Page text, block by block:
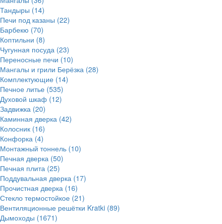
Тандыры (14)
Печи под казаны (22)
Барбекю (70)
Коптильни (8)
Чугунная посуда (23)
Переносные печи (10)
Мангалы и грили Берёзка (28)
Комплектующие (14)
Печное литье (535)
Духовой шкаф (12)
Задвижка (20)
Каминная дверка (42)
Колосник (16)
Конфорка (4)
Монтажный тоннель (10)
Печная дверка (50)
Печная плита (25)
Поддувальная дверка (17)
Прочистная дверка (16)
Стекло термостойкое (21)
Вентиляционные решётки Kratki (89)
Дымоходы (1671)